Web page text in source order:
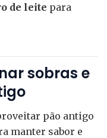
de leite para
sobras e
pão antigo
manter sabor e